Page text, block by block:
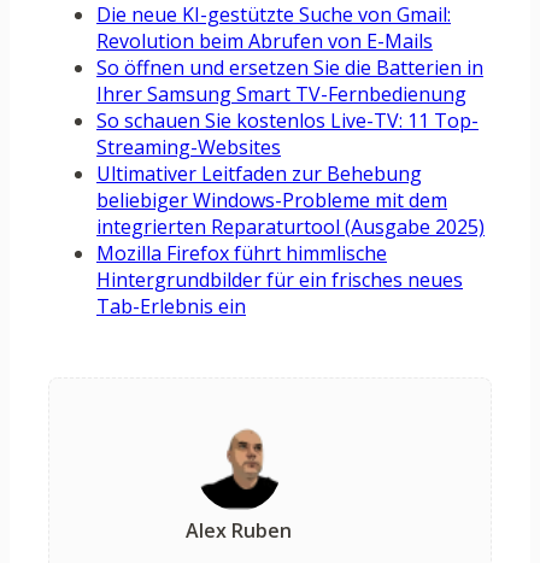
Die neue KI-gestützte Suche von Gmail:
Revolution beim Abrufen von E-Mails
So öffnen und ersetzen Sie die Batterien in
Ihrer Samsung Smart TV-Fernbedienung
So schauen Sie kostenlos Live-TV: 11 Top-
Streaming-Websites
Ultimativer Leitfaden zur Behebung
beliebiger Windows-Probleme mit dem
integrierten Reparaturtool (Ausgabe 2025)
Mozilla Firefox führt himmlische
Hintergrundbilder für ein frisches neues
Tab-Erlebnis ein
Alex Ruben